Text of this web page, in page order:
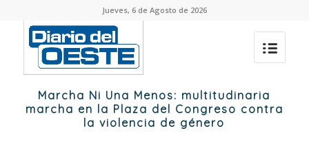
Jueves, 6 de Agosto de 2026
Marcha Ni Una Menos: multitudinaria
marcha en la Plaza del Congreso contra
la violencia de género